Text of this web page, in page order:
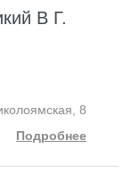
В Г.
8
Подробнее